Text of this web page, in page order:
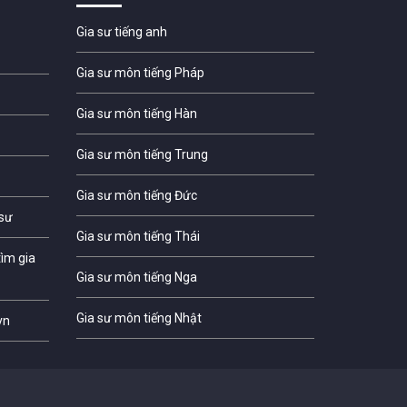
gia
Gia sư tiếng anh
Gia sư môn tiếng Pháp
Gia sư môn tiếng Hàn
Gia sư môn tiếng Trung
Gia sư môn tiếng Đức
Gia sư môn tiếng Thái
Gia sư môn tiếng Nga
Gia sư môn tiếng Nhật